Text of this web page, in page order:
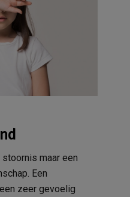
maar een
Een
zeer gevoelig